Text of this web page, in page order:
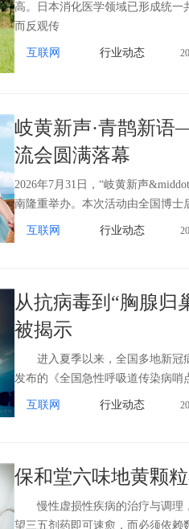
高。日本消化医学领域已形成统一
而反观传
互联网 行业动态
岐黄新声·青鹊新
流会圆满落幕
2026年7月31日，“岐黄新声
南隆重举办。本次活动由全国博士
互联网 行业动态
从抗病毒到“胸腺归
被揭示
进入夏季以来，全国多地新冠病
发布的《全国急性呼吸道传染病哨
互联网 行业动态
保和堂六味地黄颗
慢性虚损性疾病的治疗与调理
望三五剂药即可速愈，而必须依